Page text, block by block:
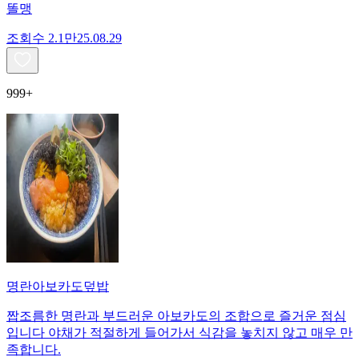
똘맹
조회수 2.1만25.08.29
999+
명란아보카도덮밥
짭조름한 명란과 부드러운 아보카도의 조합으로 즐거운 점심
입니다 야채가 적절하게 들어가서 식감을 놓치지 않고 매우 만
족합니다.